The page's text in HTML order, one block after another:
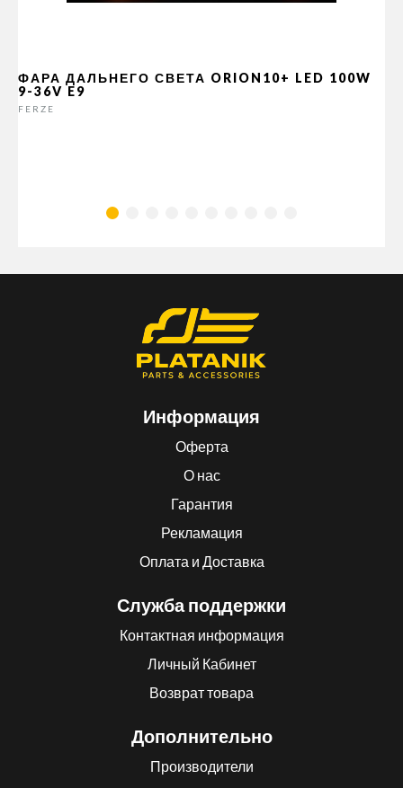
ФАРА ДАЛЬНЕГО СВЕТА ORION10+ LED 100W
9-36V E9
FERZE
Информация
Оферта
О нас
Гарантия
Рекламация
Оплата и Доставка
Служба поддержки
Контактная информация
Личный Кабинет
Возврат товара
Дополнительно
Производители